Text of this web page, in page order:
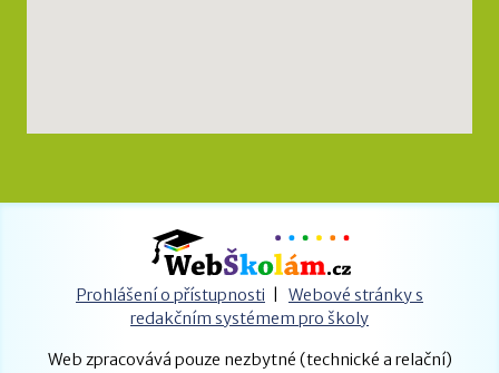
Prohlášení o přístupnosti
Webové stránky s
redakčním systémem pro školy
Web zpracovává pouze nezbytné (technické a relační)